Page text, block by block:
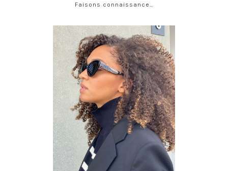
Faisons connaissance…